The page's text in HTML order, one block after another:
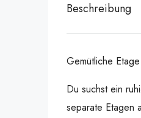
Beschreibung
Gemütliche
Du suchst ein
separate Etagen